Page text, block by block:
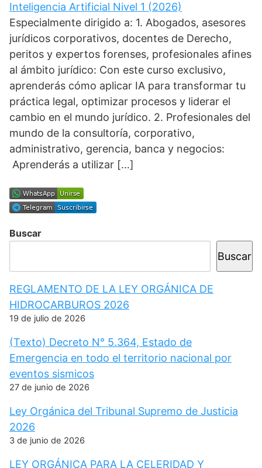
Inteligencia Artificial Nivel 1 (2026)
Especialmente dirigido a: 1. Abogados, asesores
jurídicos corporativos, docentes de Derecho,
peritos y expertos forenses, profesionales afines
al ámbito jurídico: Con este curso exclusivo,
aprenderás cómo aplicar IA para transformar tu
práctica legal, optimizar procesos y liderar el
cambio en el mundo jurídico. 2. Profesionales del
mundo de la consultoría, corporativo,
administrativo, gerencia, banca y negocios:
Aprenderás a utilizar […]
Buscar
Buscar
REGLAMENTO DE LA LEY ORGÁNICA DE
HIDROCARBUROS 2026
19 de julio de 2026
(Texto) Decreto N° 5.364, Estado de
Emergencia en todo el territorio nacional por
eventos sismicos
27 de junio de 2026
Ley Orgánica del Tribunal Supremo de Justicia
2026
3 de junio de 2026
LEY ORGÁNICA PARA LA CELERIDAD Y